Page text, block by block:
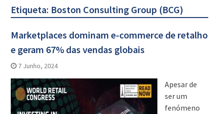
Etiqueta: Boston Consulting Group (BCG)
Marketplaces dominam e-commerce de retalho
e geram 67% das vendas globais
7 Junho, 2024
Apesar de
ser um
fenómeno